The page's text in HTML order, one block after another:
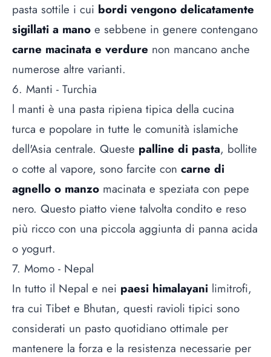
pasta sottile i cui bordi vengono delicatamente
sigillati a mano e sebbene in genere contengano
carne macinata e verdure non mancano anche
numerose altre varianti.
6. Manti - Turchia
l manti è una pasta ripiena tipica della cucina
turca e popolare in tutte le comunità islamiche
dell'Asia centrale. Queste palline di pasta, bollite
o cotte al vapore, sono farcite con carne di
agnello o manzo macinata e speziata con pepe
nero. Questo piatto viene talvolta condito e reso
più ricco con una piccola aggiunta di panna acida
o yogurt.
7. Momo - Nepal
In tutto il Nepal e nei paesi himalayani limitrofi,
tra cui Tibet e Bhutan, questi ravioli tipici sono
considerati un pasto quotidiano ottimale per
mantenere la forza e la resistenza necessarie per